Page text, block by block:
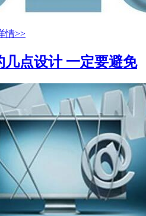
情>>
几点设计 一定要避免